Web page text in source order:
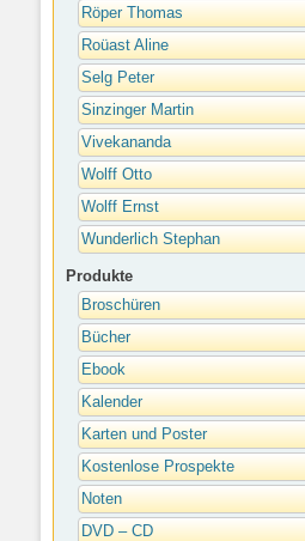
Röper Thomas
Roüast Aline
Selg Peter
Sinzinger Martin
Vivekananda
Wolff Otto
Wolff Ernst
Wunderlich Stephan
Produkte
Broschüren
Bücher
Ebook
Kalender
Karten und Poster
Kostenlose Prospekte
Noten
DVD – CD